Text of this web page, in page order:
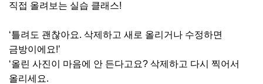
직접 올려보는 실습 클래스!
‘틀려도 괜찮아요. 삭제하고 새로 올리거나 수정하면
금방이에요!’
‘올린 사진이 마음에 안 든다고요? 삭제하고 다시 찍어서
올리세요.